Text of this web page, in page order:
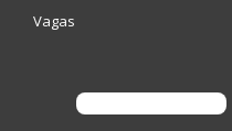
Vagas